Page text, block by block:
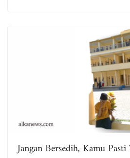
Jangan Bersedih, Kamu